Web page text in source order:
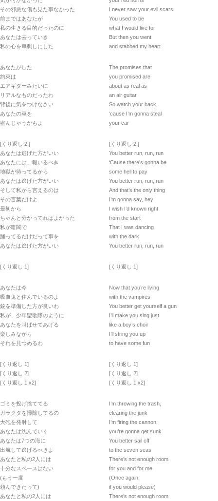
その邪悪な傷も見た事なかった
前まではあなたが
私の生きる目的だったのに
あなたは去っていき
私の心を串刺しにした
あなたがした
約束は
エアギターみたいに
リアルなものだったわ
背後に気をつけなさい
あなたの車を
盗んじゃうかもよ
[くり返し 2:]
あなたは逃げた方がいい
あなたには、報いるべき
地獄が待ってるから
あなたは逃げた方がいい
そして私から言えるのは
その言葉だけよ
最初から
ちゃんと分かってればよかった
私が暗闇で
踊ってるだけだって事を
あなたは逃げた方がいい
[くり返し 1]
あなたは今
吸血鬼と住んでいるのよ
銃を準備した方が良いわ
私が、少年聖歌隊のように
あなたを叫ばせてあげる
楽しみながら
それを見つめるわ
[くり返し 1]
[くり返し 2]
[くり返し 1 x2]
ゴミを投げ捨ててる
ガラクタを掃除してるの
大砲を発射して
あなたは沈んでいく
あなたは7つの海に
出航して逃げるべきよ
あなたと私の2人には
十分なスペースはない
(もう一度
頼んできたって)
あなたと私の2人には
I never saw your evil scars
You used to be
what I would live for
But then you went
and stabbed my heart
The promises that
you promised are
about as real as
an air guitar
So watch your back,
‘cause I’m gonna steal
your car
[くり返し 2:]
You better run, run, run
‘Cause there’s gonna be
some hell to pay
You better run, run, run
And that’s the only thing
I’m gonna say, hey
I wish I’d known right
from the start
That I was dancing
with the dark
You better run, run, run
[くり返し 1]
Now that you’re living
with the vampires
You better get yourself a gun
I’ll make you sing just
like a boy’s choir
I’ll string you up
to have some fun
[くり返し 1]
[くり返し 2]
[くり返し 1 x2]
I’m throwing the trash,
clearing the junk
I’m firing the cannon,
you’re gonna get sunk
You better sail off
to the seven seas
There’s not enough room
for you and for me
(Once again,
if you would please)
There’s not enough room